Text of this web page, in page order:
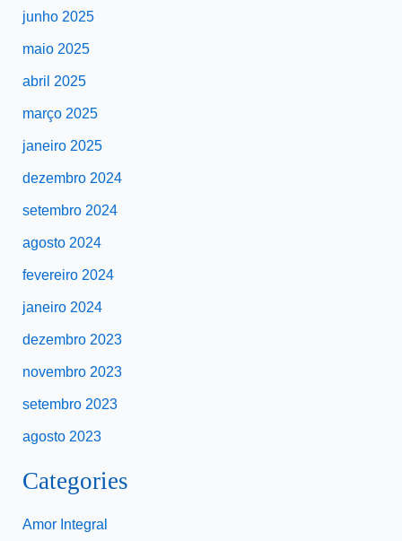
junho 2025
maio 2025
abril 2025
março 2025
janeiro 2025
dezembro 2024
setembro 2024
agosto 2024
fevereiro 2024
janeiro 2024
dezembro 2023
novembro 2023
setembro 2023
agosto 2023
Categories
Amor Integral